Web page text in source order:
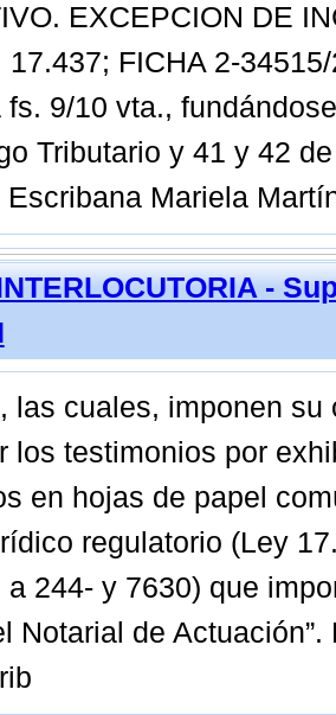
EXCEPCION DE
17.437; FICHA 2-
fs. 9/10 vta.,
Tributario y 41 y 42
Escribana Mariela
-
las cuales, imponen
los testimonios por
en hojas de papel
regulatorio (Ley
a 244- y 7630) que
Notarial de